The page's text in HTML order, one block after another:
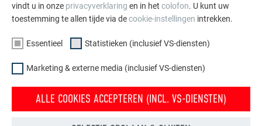
16 4.816 6.735 36 10.836 15.115
17 5.117 7.154 37 11.137
18 5.418 7.573 38 11.438
5.719 7.992 39 11.739 16.372
vindt u in onze privacyverklaring en in het colofon. U kunt uw
toestemming te allen tijde via decookie-instellingen intrekken.
Essentieel Statistieken (inclusief VS-diensten)
Marketing & externe media (inclusief VS-diensten)
ALLE COOKIES ACCEPTEREN (INCL. VS-DIENSTEN)